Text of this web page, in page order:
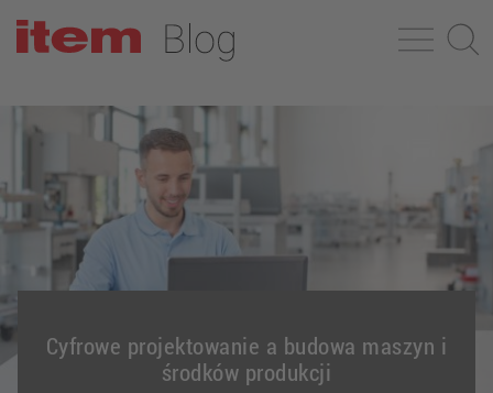
Cyfrowe projektowanie a budowa maszyn i
środków produkcji